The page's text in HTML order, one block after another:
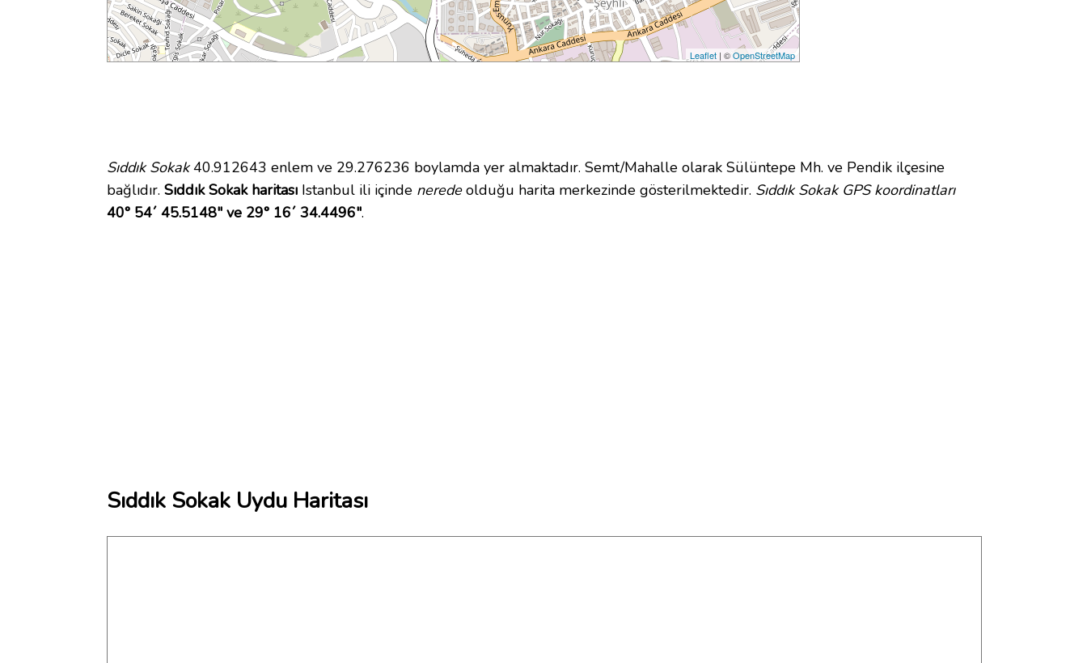
Leaflet | ©OpenStreetMap
Sıddık Sokak40.912643 enlem ve 29.276236 boylamda yer almaktadır. Semt/Mahalle olarak Sülüntepe Mh. ve Pendik ilçesine
bağlıdır. Sıddık Sokak haritası Istanbul ili içinde neredeolduğu harita merkezinde gösterilmektedir. Sıddık Sokak GPS koordinatları
40° 54´ 45.5148" ve 29° 16´ 34.4496".
Sıddık Sokak Uydu Haritası